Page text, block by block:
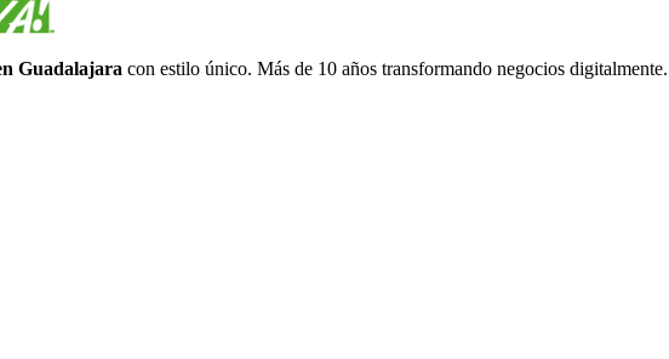
Guadalajara con estilo único. Más de 10 años transformando negocios digitalmente.